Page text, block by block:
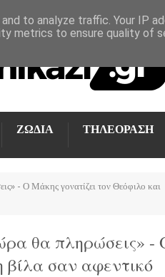
ΖΩΔΙΑ ΤΗΛΕΟΡΑΣΗ
- Ο Μάκης γονατίζει τον Θεόφιλο και
θα πληρώσεις» -
βίλα σαν αφεντικό
to analyze traffic. Your IP
metrics to ensure quality of